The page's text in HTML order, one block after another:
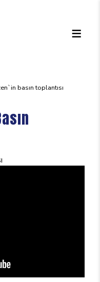
basın toplantısı